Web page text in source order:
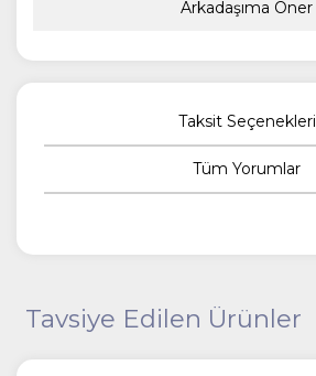
Arkadaşıma Öner
Taksit Seçenekleri
Tüm Yorumlar
Tavsiye Edilen Ürünler